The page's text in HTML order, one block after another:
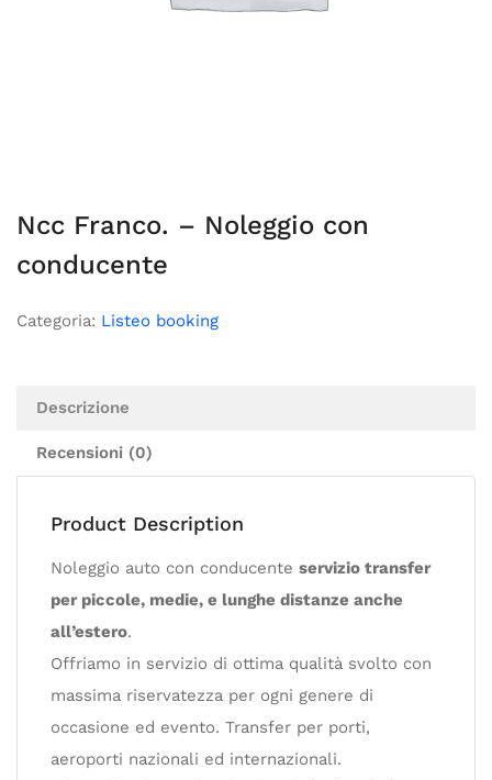
Ncc Franco. – Noleggio con
conducente
Categoria: Listeo booking
Descrizione
Recensioni (0)
Product Description
Noleggio auto con conducente servizio transfer
per piccole, medie, e lunghe distanze anche
all’estero.
Offriamo in servizio di ottima qualità svolto con
massima riservatezza per ogni genere di
occasione ed evento. Transfer per porti,
aeroporti nazionali ed internazionali.